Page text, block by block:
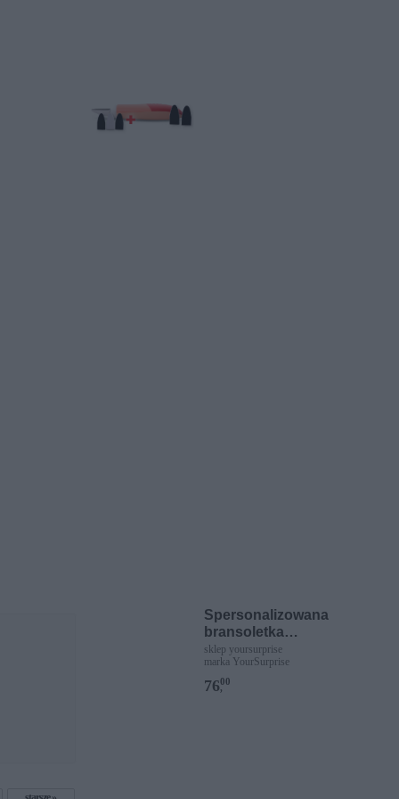
Spersonalizowana
bransoletka
sznurkowa - Różowa -
Złote kółko
sklep yoursurprise
marka YourSurprise
76,
00